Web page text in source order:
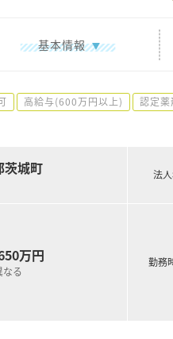
基本情報
高給与(600万円以上) 認定薬
茨城町
万円
なる
法
勤務